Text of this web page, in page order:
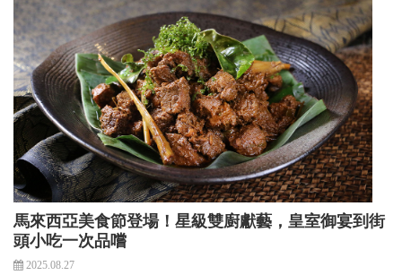
馬來西亞美食節登場！星級雙廚獻藝，皇室御宴到街
頭小吃一次品嚐
2025.08.27